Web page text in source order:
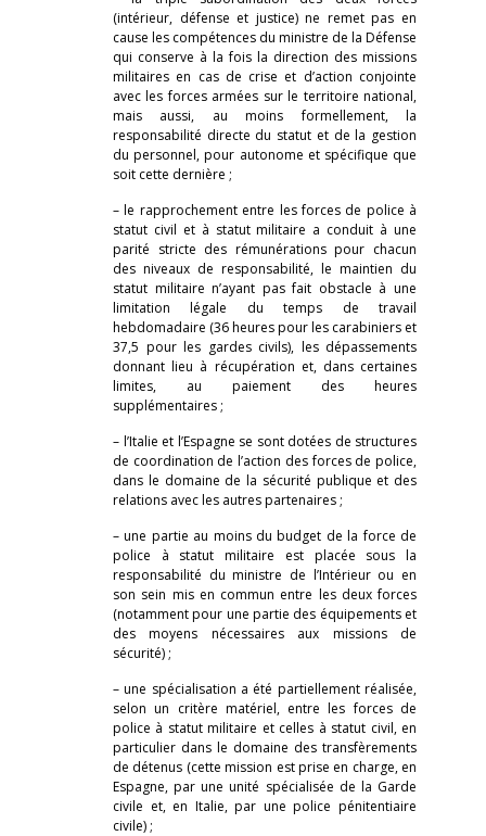
(intérieur, défense et justice) ne remet pas en
cause les compétences du ministre de la Défense
qui conserve à la fois la direction des missions
militaires en cas de crise et d’action conjointe
avec les forces armées sur le territoire national,
mais aussi, au moins formellement, la
responsabilité directe du statut et de la gestion
du personnel, pour autonome et spécifique que
soit cette dernière ;
– le rapprochement entre les forces de police à
statut civil et à statut militaire a conduit à une
parité stricte des rémunérations pour chacun
des niveaux de responsabilité, le maintien du
statut militaire n’ayant pas fait obstacle à une
limitation légale du temps de travail
hebdomadaire (36 heures pour les carabiniers et
37,5 pour les gardes civils), les dépassements
donnant lieu à récupération et, dans certaines
limites, au paiement des heures
supplémentaires ;
– l’Italie et l’Espagne se sont dotées de structures
de coordination de l’action des forces de police,
dans le domaine de la sécurité publique et des
relations avec les autres partenaires ;
– une partie au moins du budget de la force de
police à statut militaire est placée sous la
responsabilité du ministre de l’Intérieur ou en
son sein mis en commun entre les deux forces
(notamment pour une partie des équipements et
des moyens nécessaires aux missions de
sécurité) ;
– une spécialisation a été partiellement réalisée,
selon un critère matériel, entre les forces de
police à statut militaire et celles à statut civil, en
particulier dans le domaine des transfèrements
de détenus (cette mission est prise en charge, en
Espagne, par une unité spécialisée de la Garde
civile et, en Italie, par une police pénitentiaire
civile) ;